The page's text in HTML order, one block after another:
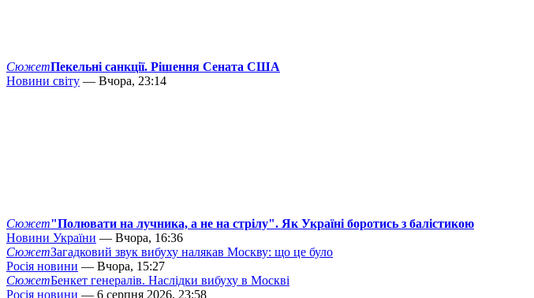
СюжетПекельні санкції. Рішення Сената США
Новини світу — Вчора, 23:14
Сюжет"Полювати на лучника, а не на стрілу". Як Україні боротись з балістикою
Новини України — Вчора, 16:36
СюжетЗагадковий звук вибуху налякав Москву: що це було
Росія новини — Вчора, 15:27
СюжетБенкет генералів. Наслідки вибуху в Москві
Росія новини — 6 серпня 2026, 23:58